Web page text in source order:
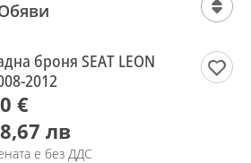
броня SEAT LEON
2012
€
лв
е без ДДС